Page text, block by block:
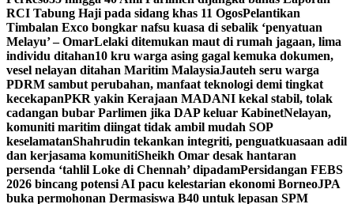
RCI Tabung Haji pada sidang khas 11 OgosPelantikan
Timbalan Exco bongkar nafsu kuasa di sebalik ‘penyatuan
Melayu’ – OmarLelaki ditemukan maut di rumah jagaan, lima
individu ditahan10 kru warga asing gagal kemuka dokumen,
vesel nelayan ditahan Maritim MalaysiaJauteh seru warga
PDRM sambut perubahan, manfaat teknologi demi tingkat
kecekapanPKR yakin Kerajaan MADANI kekal stabil, tolak
cadangan bubar Parlimen jika DAP keluar KabinetNelayan,
komuniti maritim diingat tidak ambil mudah SOP
keselamatanShahrudin tekankan integriti, penguatkuasaan adil
dan kerjasama komunitiSheikh Omar desak hantaran
persenda ‘tahlil Loke di Chennah’ dipadamPersidangan FEBS
2026 bincang potensi AI pacu kelestarian ekonomi BorneoJPA
buka permohonan Dermasiswa B40 untuk lepasan SPM